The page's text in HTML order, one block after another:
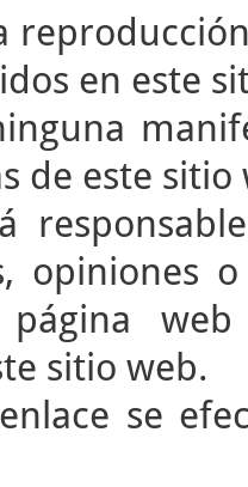
en este
de este sitio
opiniones
sitio web.
se